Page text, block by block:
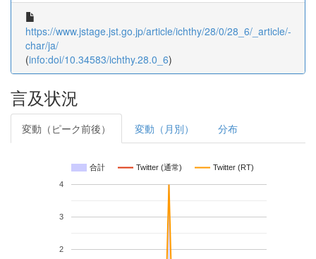
https://www.jstage.jst.go.jp/article/ichthy/28/0/28_6/_article/-
char/ja/
(info:doi/10.34583/ichthy.28.0_6)
言及状況
変動（ピーク前後） 変動（月別） 分布
合計 Twitter (通常) Twitter (RT)
2
3
4